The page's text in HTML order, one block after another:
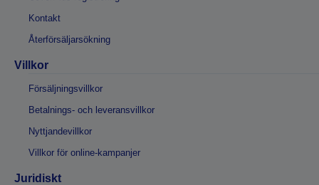
Kontakt
Återförsäljarsökning
Villkor
Försäljningsvillkor
Betalnings- och leveransvillkor
Nyttjandevillkor
Villkor för online-kampanjer
Juridiskt